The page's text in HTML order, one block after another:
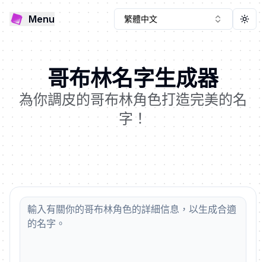
Menu 繁體中文
哥布林名字生成器
為你調皮的哥布林角色打造完美的名
字！